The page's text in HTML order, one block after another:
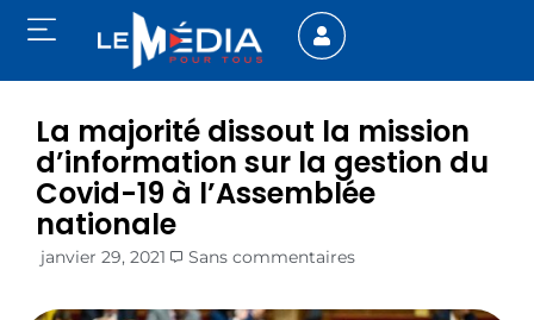
La majorité dissout la mission
d’information sur la gestion du
Covid-19 à l’Assemblée
nationale
janvier 29, 2021 Sans commentaires